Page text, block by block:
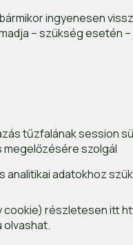
ingyenesen
– szükség
tűzfalának session
megelőzésére szolgál
analitikai adatokhoz
cookie) részletesen